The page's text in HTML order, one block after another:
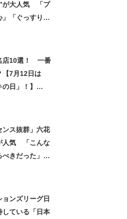
”が大人気 「プ
」「ぐっすり眠
店10選！ 一番
【7月12日は
日」！】
ンス抜群」六花
人気 「こんな
きだった」
ョンズリーグ日
している「日本